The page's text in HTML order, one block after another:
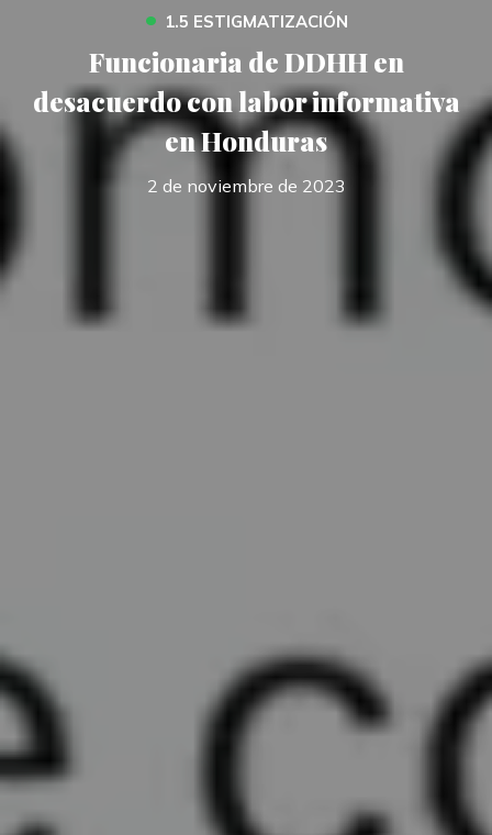
• 1.5 ESTIGMATIZACIÓN
Funcionaria de DDHH en
desacuerdo con labor informativa
en Honduras
2 de noviembre de 2023